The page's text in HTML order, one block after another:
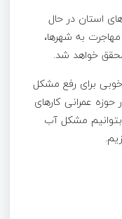
استان در حال
به شهرها،
محقق خواهد شد.
برای رفع مشکل
عمرانی کارهای
مشکل آب